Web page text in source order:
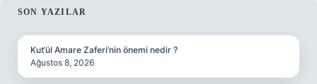
SIDEBAR
SON YAZILAR
Kut’ül Amare Zaferi’nin önemi nedir ?
Ağustos 8, 2026